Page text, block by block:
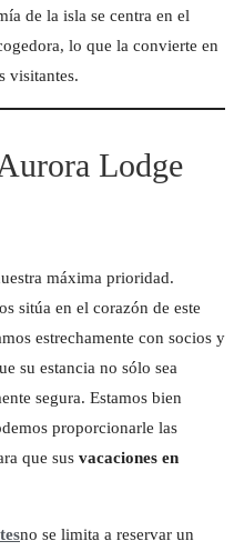
BODAS
de la isla se centra en el
lo que la convierte en
visitantes.
Lodge
máxima prioridad.
sitúa en el corazón de este
estrechamente con socios y
su estancia no sólo sea
segura. Estamos bien
proporcionarle las
que sus vacaciones en
no se limita a reservar un